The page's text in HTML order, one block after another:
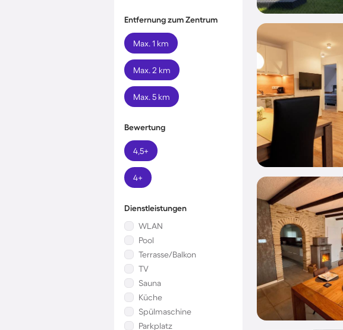
Entfernung zum Zentrum
Max. 1 km
Max. 2 km
Max. 5 km
Bewertung
4,5+
4+
Dienstleistungen
WLAN
Pool
Terrasse/Balkon
TV
Sauna
Küche
Spülmaschine
Parkplatz